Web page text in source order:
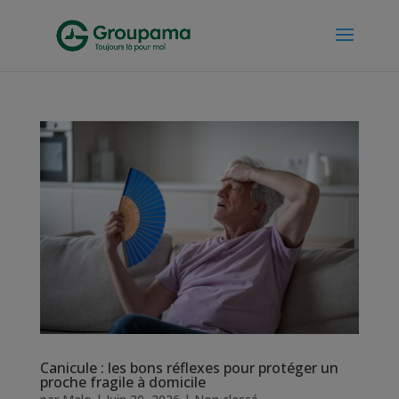
Canicule : les bons réflexes pour protéger un
proche fragile à domicile